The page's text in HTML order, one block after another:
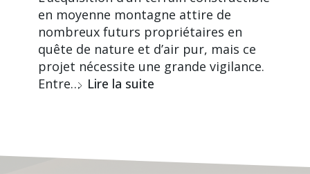
en moyenne montagne attire de
nombreux futurs propriétaires en
quête de nature et d’air pur, mais ce
projet nécessite une grande vigilance.
Entre… Lire la suite